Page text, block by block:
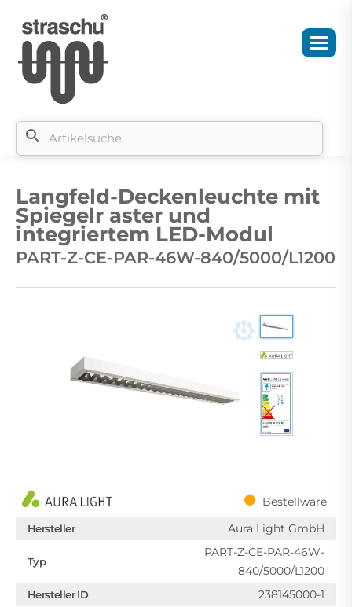
Langfeld-Deckenleuchte mit
Spiegelr aster und
integriertem LED-Modul
PART-Z-CE-PAR-46W-840/5000/L1200
Bestellware
Hersteller Aura Light GmbH
Typ
PART-Z-CE-PAR-46W-
840/5000/L1200
Hersteller ID 238145000-1